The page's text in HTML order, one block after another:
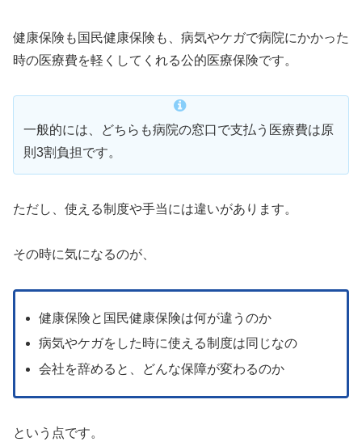
健康保険も国民健康保険も、病気やケガで病院にかかった
時の医療費を軽くしてくれる公的医療保険です。
一般的には、どちらも病院の窓口で支払う医療費は原
則3割負担です。
ただし、使える制度や手当には違いがあります。
その時に気になるのが、
健康保険と国民健康保険は何が違うのか
病気やケガをした時に使える制度は同じなの
会社を辞めると、どんな保障が変わるのか
という点です。